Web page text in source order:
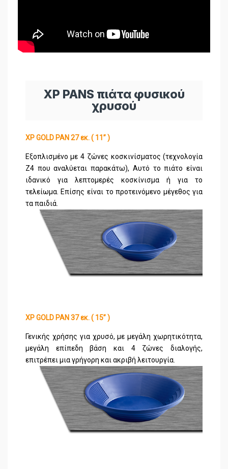
XP PANS πιάτα φυσικού
χρυσού
XP GOLD PAN 27 εκ. ( 11’’ )
Εξοπλισμένο με 4 ζώνες κοσκινίσματος (τεχνολογία
Ζ4 που αναλύεται παρακάτω), Αυτό το πιάτο είναι
ιδανικό για λεπτομερές κοσκίνισμα ή για το
τελείωμα. Επίσης είναι το προτεινόμενο μέγεθος για
τα παιδιά.
XP GOLD PAN 37 εκ. ( 15’’ )
Γενικής χρήσης για χρυσό, με μεγάλη χωρητικότητα,
μεγάλη επίπεδη βάση και 4 ζώνες διαλογής,
επιτρέπει μια γρήγορη και ακριβή λειτουργία.